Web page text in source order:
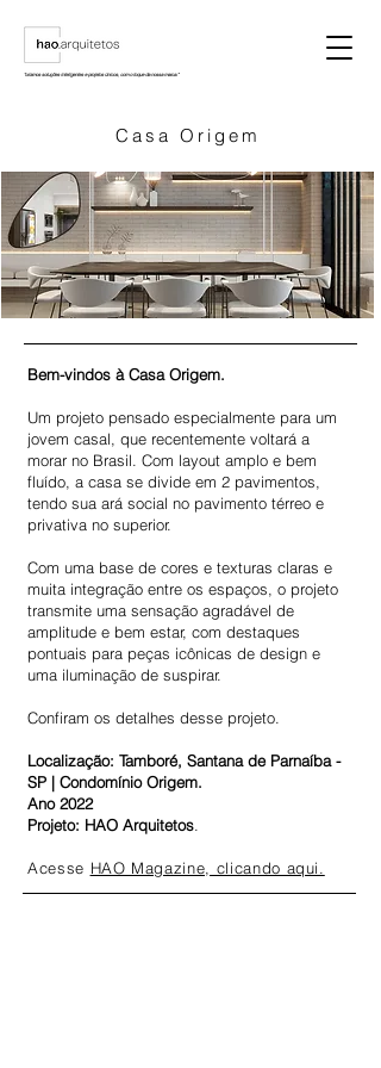
"criamos soluções inteligentes e projetos únicos, com o toque da nossa marca."
Casa Origem
Bem-vindos à Casa Origem.
Um projeto pensado especialmente para um
jovem casal, que recentemente voltará a
morar no Brasil. Com layout amplo e bem
fluído, a casa se divide em 2 pavimentos,
tendo sua ará social no pavimento térreo e
privativa no superior.
Com uma base de cores e texturas claras e
muita integração entre os espaços, o projeto
transmite uma sensação agradável de
amplitude e bem estar, com destaques
pontuais para peças icônicas de design e
uma iluminação de suspirar.
Confiram os detalhes desse projeto.
Localização: Tamboré, Santana de Parnaíba -
SP | Condomínio Origem.
Ano 2022
Projeto: HAO Arquitetos.
Acesse HAO Magazine, clicando aqui.